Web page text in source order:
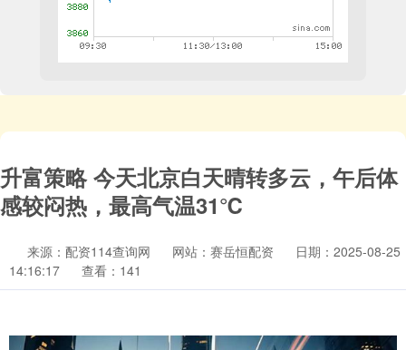
升富策略 今天北京白天晴转多云，午后体
感较闷热，最高气温31℃
来源：配资114查询网 网站：赛岳恒配资
日期：2025-08-25
14:16:17
查看：141